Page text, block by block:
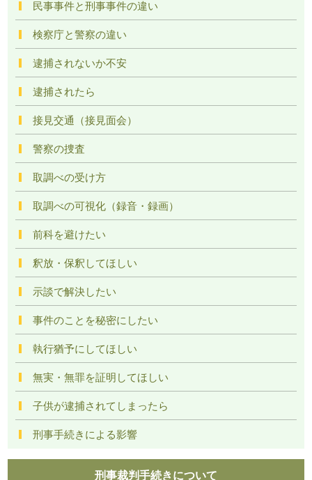
民事事件と刑事事件の違い
検察庁と警察の違い
逮捕されないか不安
逮捕されたら
接見交通（接見面会）
警察の捜査
取調べの受け方
取調べの可視化（録音・録画）
前科を避けたい
釈放・保釈してほしい
示談で解決したい
事件のことを秘密にしたい
執行猶予にしてほしい
無実・無罪を証明してほしい
子供が逮捕されてしまったら
刑事手続きによる影響
刑事裁判手続きについて